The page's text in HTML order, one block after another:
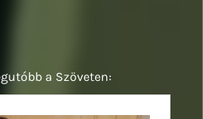
a Szöveten: